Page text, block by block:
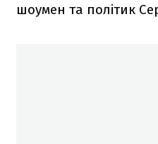
шоумен та політик